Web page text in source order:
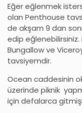
Eğer eğlenmek
olan Penthouse
de akşam 9 dan
edip eğlenebilirsiniz.
Bungallow ve
tavsiyemdir.
Ocean caddesinin
üzerinde piknik
için defalarca